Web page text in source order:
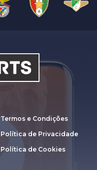
Termos e Condições
Política de Privacidade
Política de Cookies